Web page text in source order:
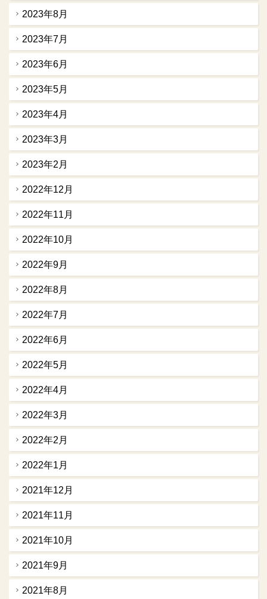
2023年8月
2023年7月
2023年6月
2023年5月
2023年4月
2023年3月
2023年2月
2022年12月
2022年11月
2022年10月
2022年9月
2022年8月
2022年7月
2022年6月
2022年5月
2022年4月
2022年3月
2022年2月
2022年1月
2021年12月
2021年11月
2021年10月
2021年9月
2021年8月